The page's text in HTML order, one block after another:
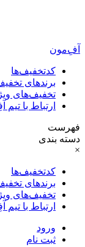
آفِ‌مون
کدتخفیف‌ها
برندهای
تخفیف‌های
ارتباط با تیم
فهرست
دسته بندی
×
کدتخفیف‌ها
برندهای
تخفیف‌های
ارتباط با تیم
ورود
ثبت نام